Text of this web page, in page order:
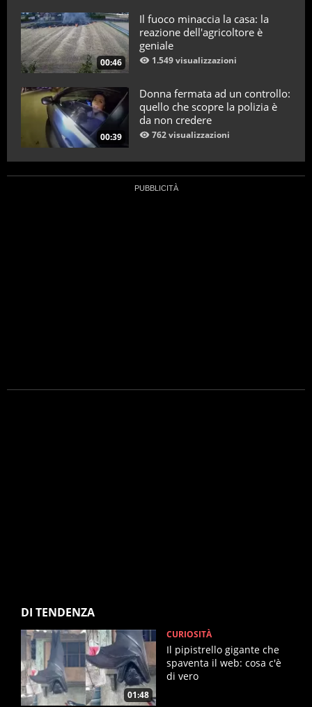
00:46
Il fuoco minaccia la casa: la
reazione dell'agricoltore è
geniale
1.549 visualizzazioni
00:39
Donna fermata ad un controllo:
quello che scopre la polizia è
da non credere
762 visualizzazioni
DI TENDENZA
01:48
CURIOSITÀ
Il pipistrello gigante che
spaventa il web: cosa c'è
di vero